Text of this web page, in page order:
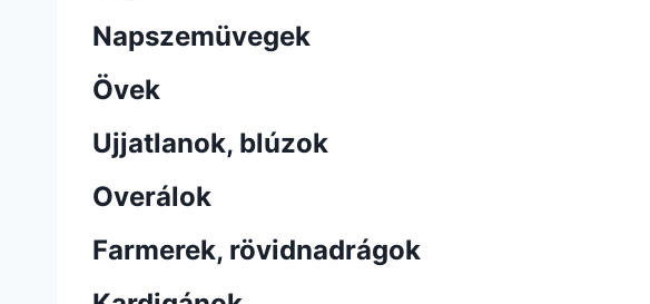
Napszemüvegek
Övek
Ujjatlanok, blúzok
Overálok
Farmerek, rövidnadrágok